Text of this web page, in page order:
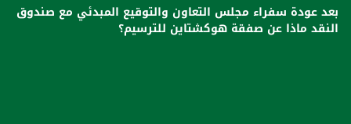
بعد عودة سفراء مجلس التعاون والتوقيع المبدئي مع صندوق
النقد ماذا عن صفقة هوكشتاين للترسيم؟